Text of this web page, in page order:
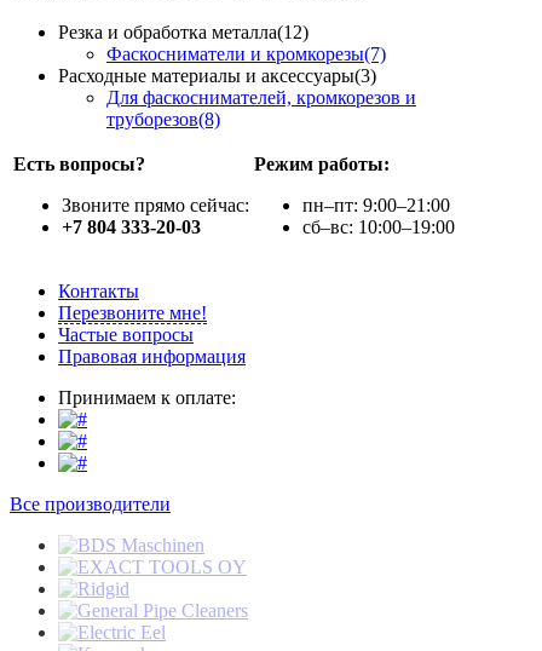
Резка и обработка металла(12)
Фаскосниматели и кромкорезы(7)
Расходные материалы и аксессуары(3)
Для фаскоснимателей, кромкорезов и
труборезов(8)
Есть вопросы?
Звоните прямо сейчас:
+7 804 333-20-03
Режим работы:
пн–пт: 9:00–21:00
сб–вс: 10:00–19:00
Контакты
Перезвоните мне!
Частые вопросы
Правовая информация
Принимаем к оплате:
Все производители